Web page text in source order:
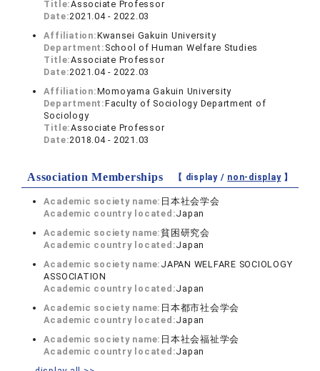
Title:Associate Professor
Date:2021.04 - 2022.03
Affiliation:Kwansei Gakuin University
Department: School of Human Welfare Studies
Title:Associate Professor
Date:2021.04 - 2022.03
Affiliation:Momoyama Gakuin University
Department:Faculty of Sociology Department of
Sociology
Title:Associate Professor
Date:2018.04 - 2021.03
Association Memberships 【 display / non-display】
Academic society name: 日本社会学会
Academic country located:Japan
Academic society name:貧困研究会
Academic country located:Japan
Academic society name: JAPAN WELFARE SOCIOLOGY
ASSOCIATION
Academic country located:Japan
Academic society name: 日本都市社会学会
Academic country located:Japan
Academic society name: 日本社会福祉学会
Academic country located:Japan